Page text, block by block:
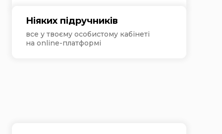
все у твоєму особистому кабінеті
на online-платформі
Ніяких підручників